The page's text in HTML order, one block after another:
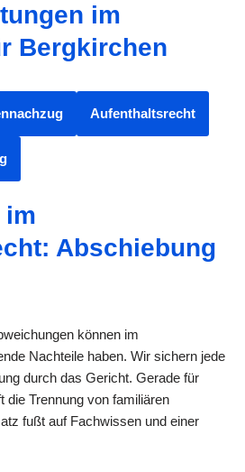
im
Bergkirchen
Aufenthaltsrecht
im
Abschiebung
können im
Nachteile haben. Wir sichern jede
durch das Gericht. Gerade für
die Trennung von familiären
fußt auf Fachwissen und einer